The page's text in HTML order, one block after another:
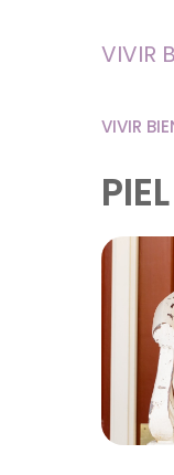
VIVIR
VIVIR
PIEL